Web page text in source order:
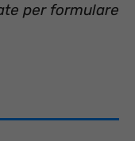
per formulare